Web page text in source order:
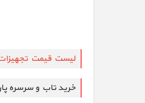
لیست قیمت
خرید تاب و سرسره